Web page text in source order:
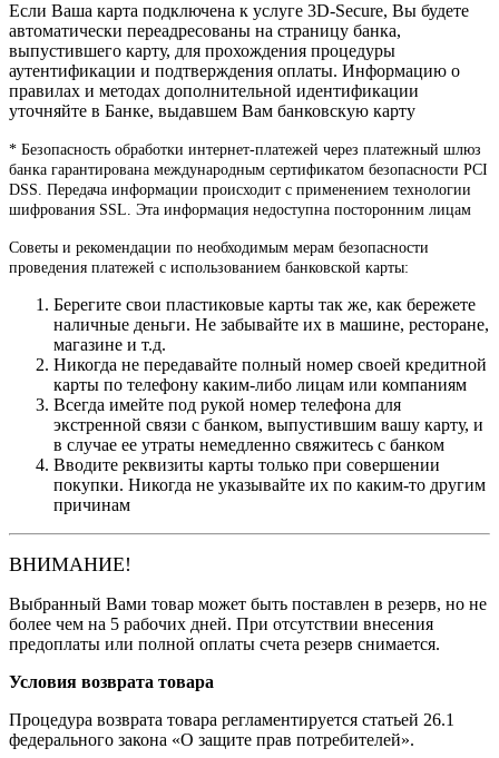
Если Ваша карта подключена к услуге 3D-Secure, Вы будете
автоматически переадресованы на страницу банка,
выпустившего карту, для прохождения процедуры
аутентификации и подтверждения оплаты. Информацию о
правилах и методах дополнительной идентификации
уточняйте в Банке, выдавшем Вам банковскую карту
* Безопасность обработки интернет-платежей через платежный шлюз
банка гарантирована международным сертификатом безопасности PCI
DSS. Передача информации происходит с применением технологии
шифрования SSL. Эта информация недоступна посторонним лицам
Советы и рекомендации по необходимым мерам безопасности
проведения платежей с использованием банковской карты:
Берегите свои пластиковые карты так же, как бережете
наличные деньги. Не забывайте их в машине, ресторане,
магазине и т.д.
Никогда не передавайте полный номер своей кредитной
карты по телефону каким-либо лицам или компаниям
Всегда имейте под рукой номер телефона для
экстренной связи с банком, выпустившим вашу карту, и
в случае ее утраты немедленно свяжитесь с банком
Вводите реквизиты карты только при совершении
покупки. Никогда не указывайте их по каким-то другим
причинам
ВНИМАНИЕ!
Выбранный Вами товар может быть поставлен в резерв, но не
более чем на 5 рабочих дней. При отсутствии внесения
предоплаты или полной оплаты счета резерв снимается.
Условия возврата товара
Процедура возврата товара регламентируется статьей 26.1
федерального закона «О защите прав потребителей».